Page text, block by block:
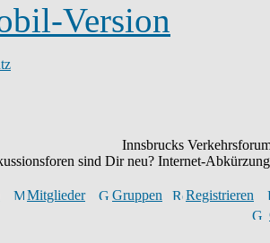
Version
Innsbrucks
sind Dir neu? Internet-
Mitglieder Gruppen
Registrieren